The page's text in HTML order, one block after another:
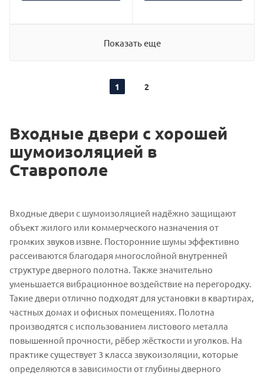
Показать еще
1 2
Входные двери с хорошей
шумоизоляцией в
Ставрополе
Входные двери с шумоизоляцией надёжно защищают
объект жилого или коммерческого назначения от
громких звуков извне. Посторонние шумы эффективно
рассеиваются благодаря многослойной внутренней
структуре дверного полотна. Также значительно
уменьшается вибрационное воздействие на перегородку.
Такие двери отлично подходят для установки в квартирах,
частных домах и офисных помещениях. Полотна
производятся с использованием листового металла
повышенной прочности, рёбер жёсткости и уголков. На
практике существует 3 класса звукоизоляции, которые
определяются в зависимости от глубины дверного